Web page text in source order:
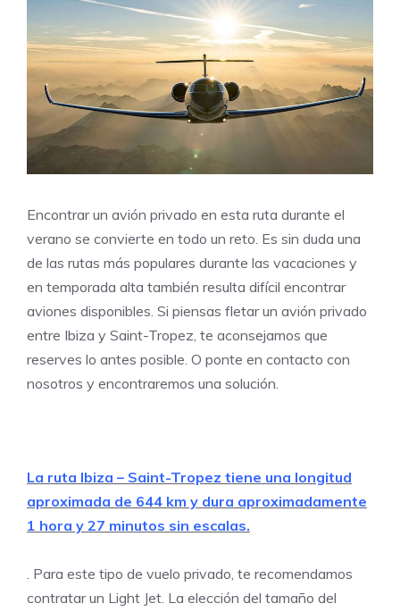
Encontrar un avión privado en esta ruta durante el
verano se convierte en todo un reto. Es sin duda una
de las rutas más populares durante las vacaciones y
en temporada alta también resulta difícil encontrar
aviones disponibles. Si piensas fletar un avión privado
entre Ibiza y Saint-Tropez, te aconsejamos que
reserves lo antes posible. O ponte en contacto con
nosotros y encontraremos una solución.
La ruta Ibiza – Saint-Tropez tiene una longitud
aproximada de 644 km y dura aproximadamente
1 hora y 27 minutos sin escalas.
. Para este tipo de vuelo privado, te recomendamos
contratar un Light Jet. La elección del tamaño del